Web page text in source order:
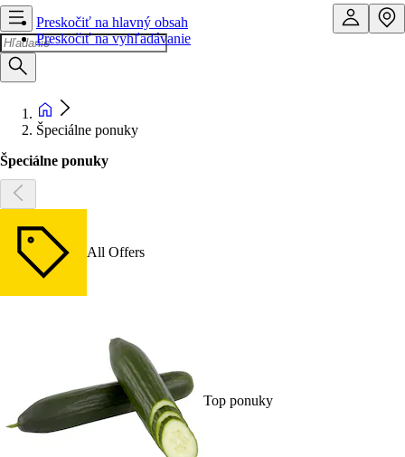
Preskočiť na hlavný obsah
Preskočiť na vyhľadávanie
Špeciálne ponuky
Špeciálne ponuky
All Offers
Top ponuky